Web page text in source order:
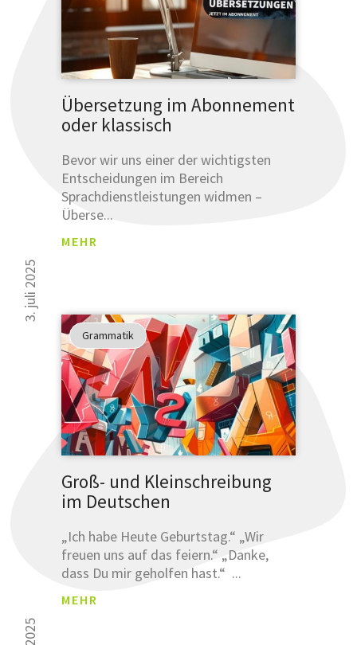
Übersetzung im Abonnement
oder klassisch
Bevor wir uns einer der wichtigsten
Entscheidungen im Bereich
Sprachdienstleistungen widmen –
Überse...
MEHR
3. juli 2025
Grammatik
Groß- und Kleinschreibung
im Deutschen
„Ich habe Heute Geburtstag.“ „Wir
freuen uns auf das feiern.“ „Danke,
dass Du mir geholfen hast.“ ...
MEHR